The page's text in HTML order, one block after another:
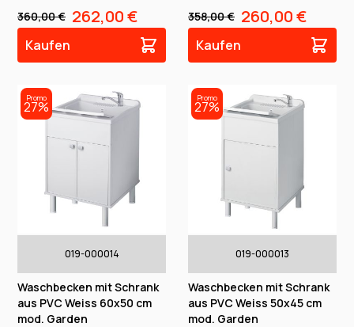
360,00 € 262,00 €
Kaufen
358,00 € 260,00 €
Kaufen
Promo
27%
019-000014
Waschbecken mit Schrank
aus PVC Weiss 60x50 cm
mod. Garden
Promo
27%
019-000013
Waschbecken mit Schrank
aus PVC Weiss 50x45 cm
mod. Garden